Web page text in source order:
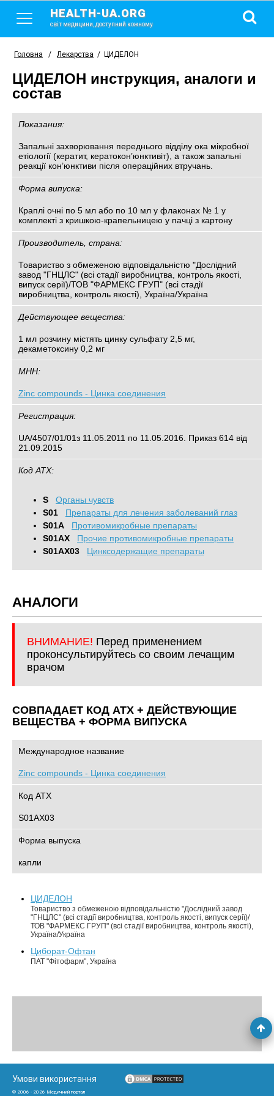
HEALTH-UA.ORG
світ медицини, доступний кожному
Головна / Лекарства / ЦИДЕЛОН
ЦИДЕЛОН инструкция, аналоги и
состав
Показания:
Запальні захворювання переднього відділу ока мікробної
етіології (кератит, кератокон’юнктивіт), а також запальні
реакції кон’юнктиви після операційних втручань.
Форма випуска:
Краплі очні по 5 мл або по 10 мл у флаконах № 1 у
комплекті з кришкою-крапельницею у пачці з картону
Производитель, страна:
Товариство з обмеженою відповідальністю "Дослідний
завод "ГНЦЛС" (всі стадії виробництва, контроль якості,
випуск серії)/ТОВ "ФАРМЕКС ГРУП" (всі стадії
виробництва, контроль якості), Україна/Україна
Действующее вещества:
1 мл розчину містять цинку сульфату 2,5 мг,
декаметоксину 0,2 мг
МНН:
Zinc compounds - Цинка соединения
Регистрация:
UA/4507/01/01з 11.05.2011 по 11.05.2016. Приказ 614 від
21.09.2015
Код АТХ:
S
Органы чувств
S01
Препараты для лечения заболеваний глаз
S01A
Противомикробные препараты
S01AX
Прочие противомикробные препараты
S01AX03
Цинксодержащие препараты
АНАЛОГИ
ВНИМАНИЕ! Перед применением
проконсультируйтесь со своим лечащим
врачом
СОВПАДАЕТ КОД ATХ + ДЕЙСТВУЮЩИЕ
ВЕЩЕСТВА + ФОРМА ВИПУСКА
Международное название
Zinc compounds - Цинка соединения
Код АТХ
S01AX03
Форма выпуска
капли
ЦИДЕЛОН
Товариство з обмеженою відповідальністю "Дослідний завод
"ГНЦЛС" (всі стадії виробництва, контроль якості, випуск серії)/
ТОВ "ФАРМЕКС ГРУП" (всі стадії виробництва, контроль якості),
Україна/Україна
Циборат-Офтан
ПАТ "Фітофарм", Україна
Умови використання
© 2006 - 2026 Медичний портал